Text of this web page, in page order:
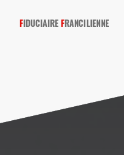
FIDUCIAIREFRANCILIENNE